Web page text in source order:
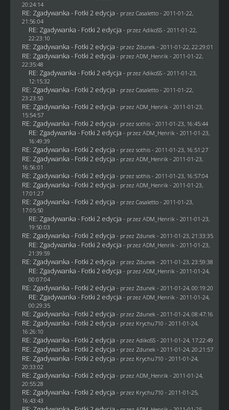
20:24:14
RE: Zgadywanka - Fotki 2 edycja - przez Casaletto- 2011-01-22,
21:56:04
RE: Zgadywanka - Fotki 2 edycja - przez AdikoSS - 2011-01-22,
22:23:10
RE: Zgadywanka - Fotki 2 edycja - przez Zdunek- 2011-01-22, 22:29:01
RE: Zgadywanka - Fotki 2 edycja - przez ADM_Henrik- 2011-01-22,
22:35:48
RE: Zgadywanka - Fotki 2 edycja - przez AdikoSS - 2011-01-23,
12:15:32
RE: Zgadywanka - Fotki 2 edycja - przez Casaletto- 2011-01-22,
23:23:50
RE: Zgadywanka - Fotki 2 edycja - przez ADM_Henrik- 2011-01-23,
15:54:57
RE: Zgadywanka - Fotki 2 edycja - przez sothis- 2011-01-23, 16:45:44
RE: Zgadywanka - Fotki 2 edycja - przez ADM_Henrik- 2011-01-23,
16:49:39
RE: Zgadywanka - Fotki 2 edycja - przez sothis- 2011-01-23, 16:51:27
RE: Zgadywanka - Fotki 2 edycja - przez ADM_Henrik- 2011-01-23,
16:56:01
RE: Zgadywanka - Fotki 2 edycja - przez sothis- 2011-01-23, 16:57:04
RE: Zgadywanka - Fotki 2 edycja - przez ADM_Henrik- 2011-01-23,
17:01:27
RE: Zgadywanka - Fotki 2 edycja - przez Casaletto- 2011-01-23,
17:05:50
RE: Zgadywanka - Fotki 2 edycja - przez ADM_Henrik- 2011-01-23,
19:50:03
RE: Zgadywanka - Fotki 2 edycja - przez Zdunek- 2011-01-23, 21:33:35
RE: Zgadywanka - Fotki 2 edycja - przez ADM_Henrik- 2011-01-23,
21:39:59
RE: Zgadywanka - Fotki 2 edycja - przez Zdunek- 2011-01-23, 23:59:38
RE: Zgadywanka - Fotki 2 edycja - przez ADM_Henrik- 2011-01-24,
00:07:04
RE: Zgadywanka - Fotki 2 edycja - przez Zdunek- 2011-01-24, 00:19:20
RE: Zgadywanka - Fotki 2 edycja - przez ADM_Henrik- 2011-01-24,
00:29:35
RE: Zgadywanka - Fotki 2 edycja - przez Zdunek- 2011-01-24, 08:47:16
RE: Zgadywanka - Fotki 2 edycja - przez Krychu710 - 2011-01-24,
16:26:10
RE: Zgadywanka - Fotki 2 edycja - przez AdikoSS - 2011-01-24, 17:22:49
RE: Zgadywanka - Fotki 2 edycja - przez Zdunek- 2011-01-24, 20:21:57
RE: Zgadywanka - Fotki 2 edycja - przez Krychu710 - 2011-01-24,
20:33:02
RE: Zgadywanka - Fotki 2 edycja - przez ADM_Henrik- 2011-01-24,
20:55:28
RE: Zgadywanka - Fotki 2 edycja - przez Krychu710 - 2011-01-25,
16:43:43